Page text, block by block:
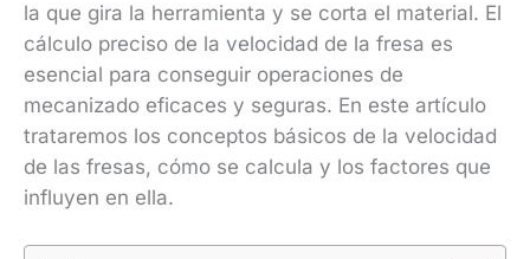
la que gira la herramienta y se corta el material. El
cálculo preciso de la velocidad de la fresa es
esencial para conseguir operaciones de
mecanizado eficaces y seguras. En este artículo
trataremos los conceptos básicos de la velocidad
de las fresas, cómo se calcula y los factores que
influyen en ella.